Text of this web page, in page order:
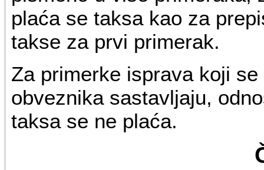
plaća se taksa kao za
takse za prvi primerak.
Za primerke isprava koji
obveznika sastavljaju,
taksa se ne plaća.